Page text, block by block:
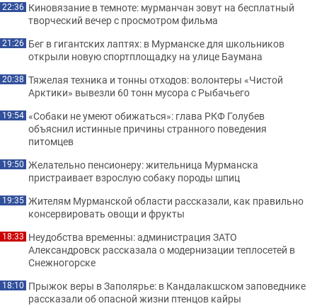
22:36 Киновязание в темноте: мурманчан зовут на бесплатный
творческий вечер с просмотром фильма
21:26 Бег в гигантских лаптях: в Мурманске для школьников
открыли новую спортплощадку на улице Баумана
20:38 Тяжелая техника и тонны отходов: волонтеры «Чистой
Арктики» вывезли 60 тонн мусора с Рыбачьего
19:54 «Собаки не умеют обижаться»: глава РКФ Голубев
объяснил истинные причины странного поведения
питомцев
19:50 Желательно пенсионеру: жительница Мурманска
пристраивает взрослую собаку породы шпиц
19:35 Жителям Мурманской области рассказали, как правильно
консервировать овощи и фрукты
18:33 Неудобства временны: администрация ЗАТО
Александровск рассказала о модернизации теплосетей в
Снежногорске
18:10 Прыжок веры в Заполярье: в Кандалакшском заповеднике
рассказали об опасной жизни птенцов кайры